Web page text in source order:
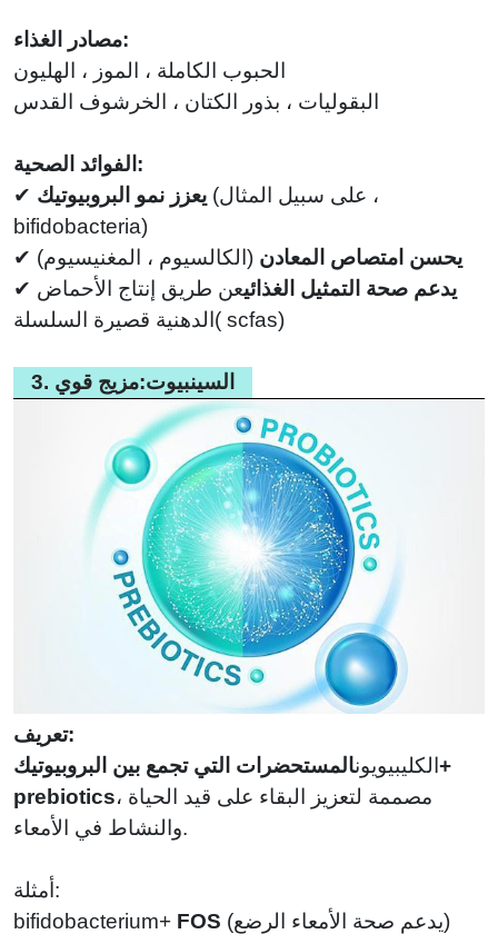
مصادر الغذاء:
الحبوب الكاملة ، الموز ، الهليون
البقوليات ، بذور الكتان ، الخرشوف القدس
الفوائد الصحية:
✔ يعزز نمو البروبيوتيك (على سبيل المثال ،
bifidobacteria)
✔
يحسن امتصاص المعادن ( الكالسيوم ، المغنيسيوم)
✔
يدعم صحة التمثيل الغذائيعن طريق إنتاج الأحماض
الدهنية قصيرة السلسلة ( scfas)
3. السينبيوت:مزيج قوي
تعريف:
الكليبيويونالمستحضرات التي تجمع بين البروبيوتيك
+
prebiotics
، مصممة لتعزيز البقاء على قيد الحياة
والنشاط في الأمعاء.
أمثلة:
bifidobacterium+ FOS (
يدعم صحة الأمعاء الرضع)